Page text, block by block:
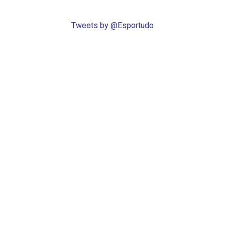
Tweets by @Esportudo